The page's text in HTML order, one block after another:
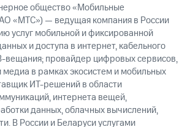
общество «Мобильные
«МТС») — ведущая компания в России
услуг мобильной и фиксированной
и доступа в интернет, кабельного
вещания; провайдер цифровых сервисов,
в рамках экосистем и мобильных
ИТ-решений в области
интернета вещей,
данных, облачных вычислений,
В России и Беларуси услугами